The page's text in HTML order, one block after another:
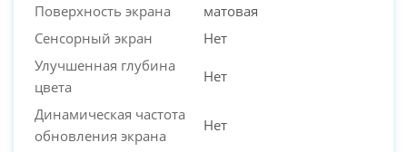
Поверхность экрана
матовая
Сенсорный экран
Нет
Улучшенная глубина
цвета
Нет
Динамическая частота
обновления экрана
Нет